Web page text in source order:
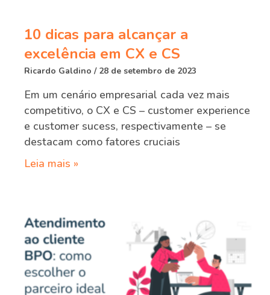
10 dicas para alcançar a
excelência em CX e CS
Ricardo Galdino 28 de setembro de 2023
Em um cenário empresarial cada vez mais
competitivo, o CX e CS – customer experience
e customer sucess, respectivamente – se
destacam como fatores cruciais
Leia mais »